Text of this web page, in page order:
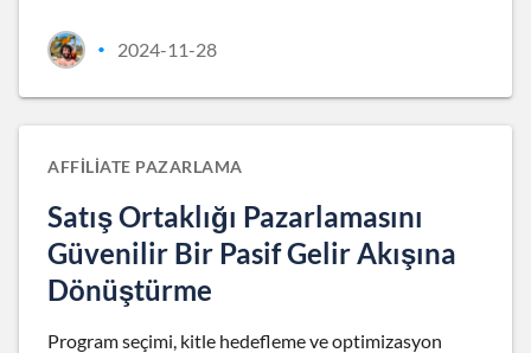
• 2024-11-28
AFFILIATE PAZARLAMA
Satış Ortaklığı Pazarlamasını
Güvenilir Bir Pasif Gelir Akışına
Dönüştürme
Program seçimi, kitle hedefleme ve optimizasyon